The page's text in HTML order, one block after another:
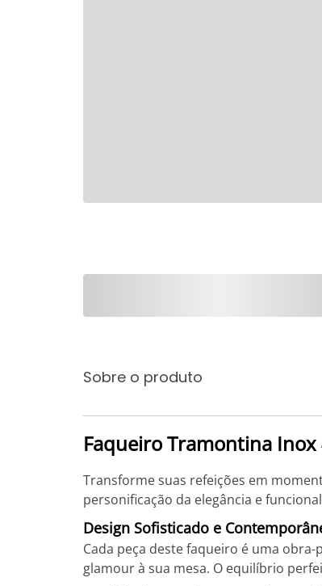
Sobre o produto
Faqueiro Tramontina Inox
Transforme suas refeições em
personificação da elegância e
Design Sofisticado e
Cada peça deste faqueiro é uma
glamour à sua mesa. O equilíbrio